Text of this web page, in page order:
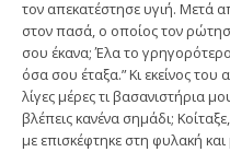
τον απεκατέστησε υγιή. Μετά
στον πασά, ο οποίος τον
σου έκανα; Έλα το
όσα σου έταξα.” Κι εκείνος
λίγες μέρες τι βασανιστήρια
βλέπεις κανένα σημάδι;
με επισκέφτηκε στη φυλακή